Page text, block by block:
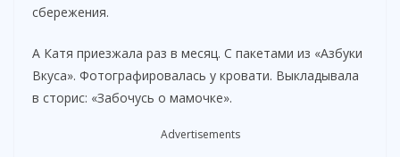
сбережения.
А Катя приезжала раз в месяц. С пакетами из «Азбуки
Вкуса». Фотографировалась у кровати. Выкладывала
в сторис: «Забочусь о мамочке».
Advertisements